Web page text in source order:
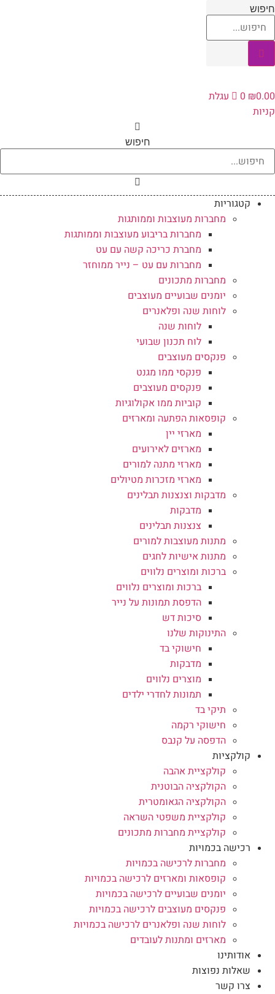
דלג
לתוכן
חיפוש
₪0.00
0
עגלת
קניות
חיפוש
קטגוריות
מחברות מעוצבות וממותגות
מחברות בריבוע מעוצבות וממותגות
מחברת כריכה קשה עם עט
מחברות עם עט – נייר ממוחזר
מחברות מתכונים
יומנים שבועיים מעוצבים
לוחות שנה ופלאנרים
לוחות שנה
לוח תכנון שבועי
פנקסים מעוצבים
פנקסי ממו מגנט
פנקסים מעוצבים
קוביות ממו אקולוגיות
קופסאות הפתעה ומארזים
מארזי יין
מארזים לאירועים
מארזי מתנה למורים
מארזי מזכרות מטיולים
מדבקות וצנצנות תבלינים
מדבקות
צנצנות תבלינים
מתנות מעוצבות למורים
מתנות אישיות לחגים
ברכות ומוצרים נלווים
ברכות ומוצרים נלווים
הדפסת תמונות על נייר
סיכות דש
התינוקות שלנו
חישוקי בד
מדבקות
מוצרים נלווים
תמונות לחדרי ילדים
תיקי בד
חישוקי רקמה
הדפסה על קנבס
קולקציות
קולקציית אהבה
הקולקציה הבוטנית
הקולקציה הגאומטרית
קולקציית משפטי השראה
קולקציית מחברות מתכונים
רכישה בכמויות
מחברות לרכישה בכמויות
קופסאות ומארזים לרכישה בכמויות
יומנים שבועיים לרכישה בכמויות
פנקסים מעוצבים לרכישה בכמויות
לוחות שנה ופלאנרים לרכישה בכמויות
מארזים ומתנות לעובדים
אודותינו
שאלות נפוצות
צרו קשר